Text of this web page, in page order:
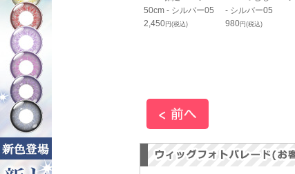
バー05
円(税込)
50cm - シルバー05
2,450円(税込)
- シルバー05
980円(税込)